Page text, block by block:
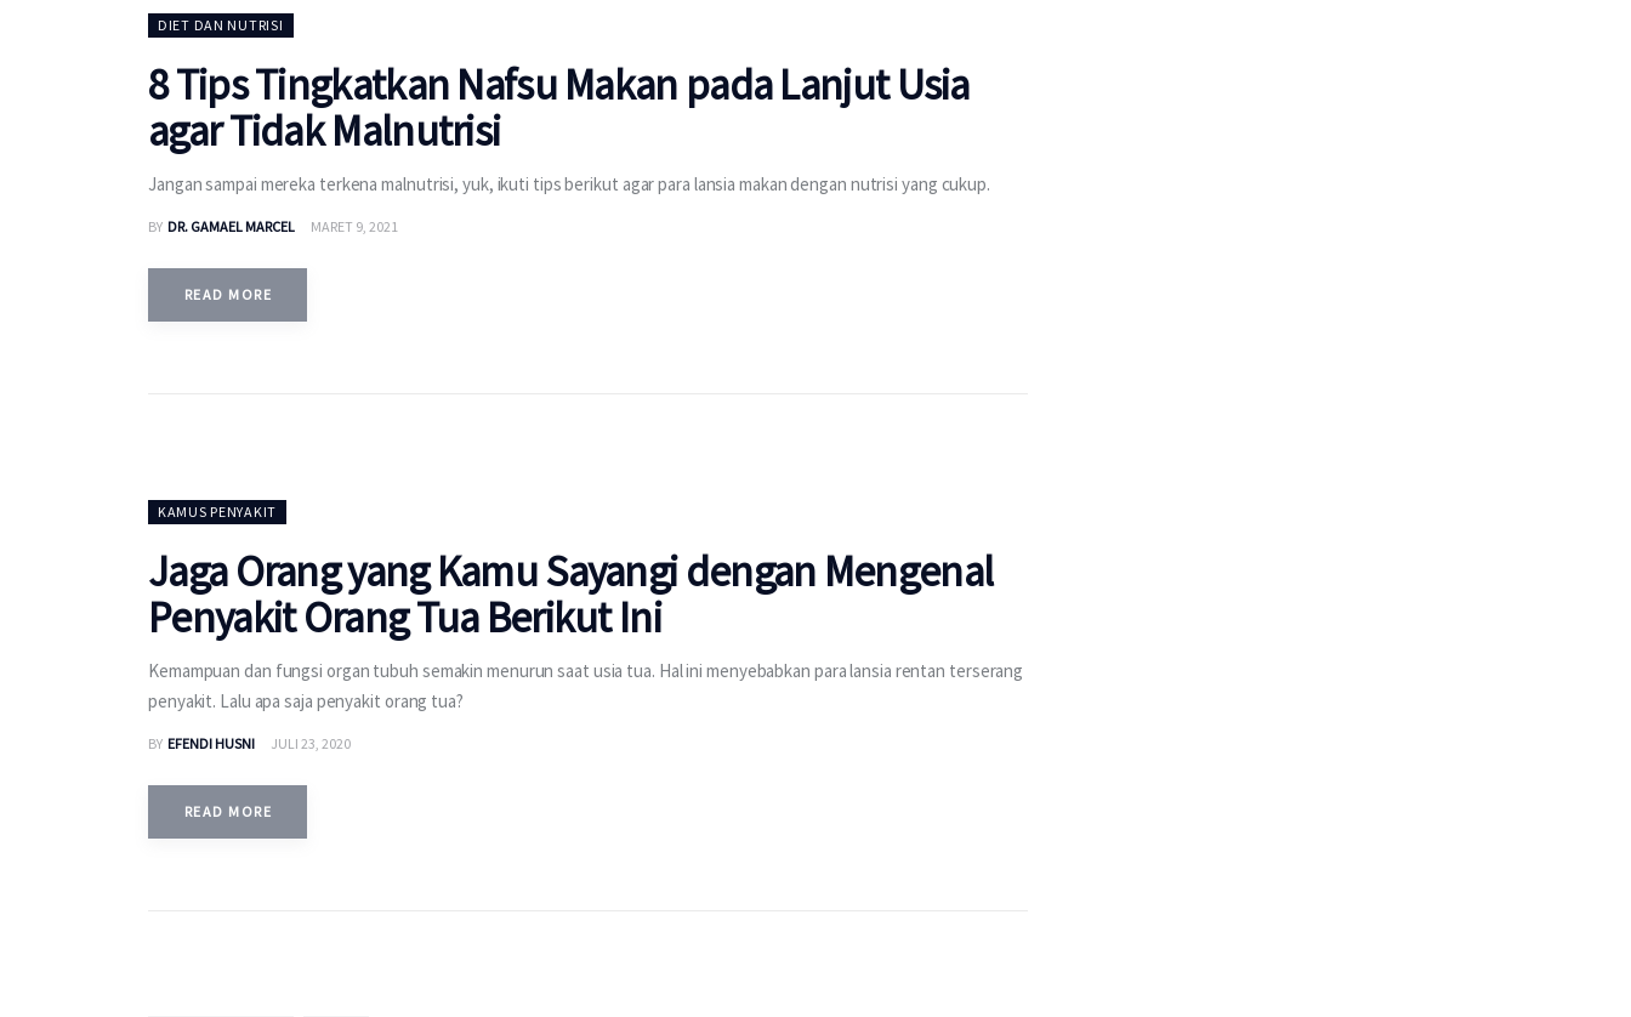
DIET DAN NUTRISI
8 Tips Tingkatkan Nafsu Makan pada Lanjut Usia
agar Tidak Malnutrisi
Jangan sampai mereka terkena malnutrisi, yuk, ikuti tips berikut agar para lansia makan dengan nutrisi yang cukup.
BY DR. GAMAEL MARCEL MARET 9, 2021
READ MORE
KAMUS PENYAKIT
Jaga Orang yang Kamu Sayangi dengan Mengenal
Penyakit Orang Tua Berikut Ini
Kemampuan dan fungsi organ tubuh semakin menurun saat usia tua. Hal ini menyebabkan para lansia rentan terserang
penyakit. Lalu apa saja penyakit orang tua?
BY EFENDI HUSNI JULI 23, 2020
READ MORE